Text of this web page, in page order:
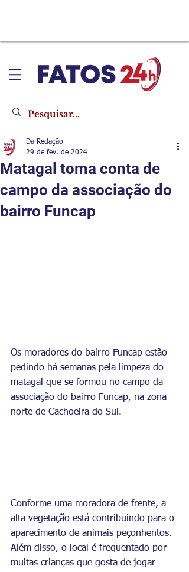
Matagal toma conta de
campo da associação do
bairro Funcap
Da Redação
29 de fev. de 2024
Os moradores do bairro Funcap estão
pedindo há semanas pela limpeza do
matagal que se formou no campo da
associação do bairro Funcap, na zona
norte de Cachoeira do Sul.
Conforme uma moradora de frente, a
alta vegetação está contribuindo para o
aparecimento de animais peçonhentos.
Além disso, o local é frequentado por
muitas crianças que gosta de jogar